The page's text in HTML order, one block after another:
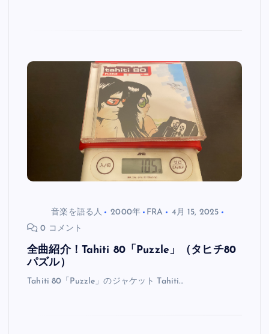
音楽を語る人 2000年 FRA
4月 15, 2025
0 コメント
全曲紹介！Tahiti 80「Puzzle」（タヒチ80
パズル）
Tahiti 80「Puzzle」のジャケット Tahiti…